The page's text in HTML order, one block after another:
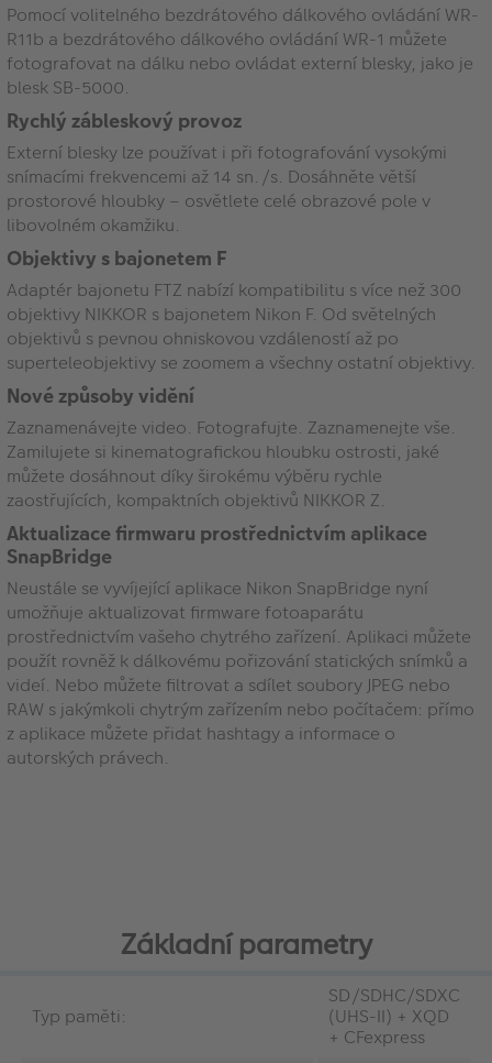
Pomocí volitelného bezdrátového dálkového ovládání WR-
R11b a bezdrátového dálkového ovládání WR-1 můžete
fotografovat na dálku nebo ovládat externí blesky, jako je
blesk SB-5000.
Rychlý zábleskový provoz
Externí blesky lze používat i při fotografování vysokými
snímacími frekvencemi až 14 sn./s. Dosáhněte větší
prostorové hloubky – osvětlete celé obrazové pole v
libovolném okamžiku.
Objektivy s bajonetem F
Adaptér bajonetu FTZ nabízí kompatibilitu s více než 300
objektivy NIKKOR s bajonetem Nikon F. Od světelných
objektivů s pevnou ohniskovou vzdáleností až po
superteleobjektivy se zoomem a všechny ostatní objektivy.
Nové způsoby vidění
Zaznamenávejte video. Fotografujte. Zaznamenejte vše.
Zamilujete si kinematografickou hloubku ostrosti, jaké
můžete dosáhnout díky širokému výběru rychle
zaostřujících, kompaktních objektivů NIKKOR Z.
Aktualizace firmwaru prostřednictvím aplikace
SnapBridge
Neustále se vyvíjející aplikace Nikon SnapBridge nyní
umožňuje aktualizovat firmware fotoaparátu
prostřednictvím vašeho chytrého zařízení. Aplikaci můžete
použít rovněž k dálkovému pořizování statických snímků a
videí. Nebo můžete filtrovat a sdílet soubory JPEG nebo
RAW s jakýmkoli chytrým zařízením nebo počítačem: přímo
z aplikace můžete přidat hashtagy a informace o
autorských právech.
Základní parametry
Typ paměti:
SD/SDHC/SDXC
(UHS-II) + XQD
+ CFexpress